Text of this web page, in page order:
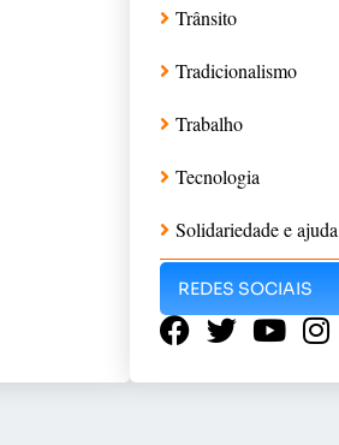
Trânsito
Tradicionalismo
Trabalho
Tecnologia
Solidariedade e ajuda
REDES SOCIAIS